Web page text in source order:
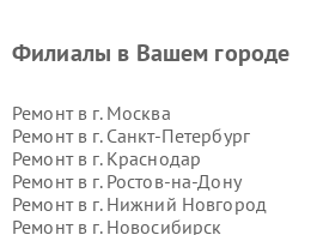
Филиалы в Вашем городе
Ремонт в г. Москва
Ремонт в г. Санкт-Петербург
Ремонт в г. Краснодар
Ремонт в г. Ростов-на-Дону
Ремонт в г. Нижний Новгород
Ремонт в г. Новосибирск